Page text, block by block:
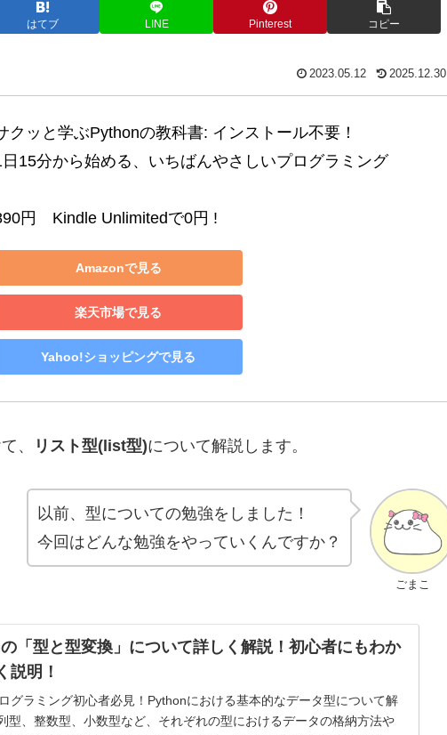
はてブ LINE Pinterest コピー
2023.05.12 2025.12.30
クッと学ぶPythonの教科書: インストール不要！
日15分から始める、いちばんやさしいプログラミング
円　Kindle Unlimitedで0円 !
Amazonで見る
楽天市場で見る
Yahoo!ショッピングで見る
、 リスト型(list型)について解説します。
ごまこ
以前、型についての勉強をしました！
今回はどんな勉強をやっていくんですか？
「型と型変換」について詳しく解説！初心者にもわか
説明！
グラミング初心者必見！Pythonにおける基本的なデータ型について解
型、整数型、小数型など、それぞれの型におけるデータの格納方法や